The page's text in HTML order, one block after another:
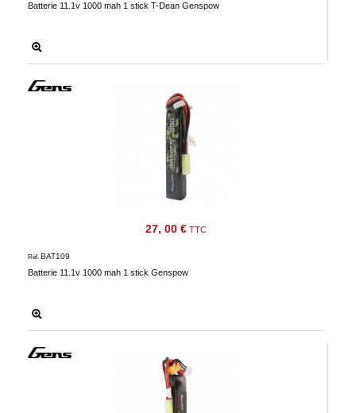
Batterie 11.1v 1000 mah 1 stick T-Dean Genspow
27, 00 € TTC
Batterie 11.1v 1000 mah 1 stick Genspow
Réf. BAT109